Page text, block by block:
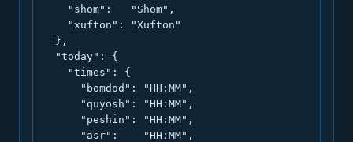
    "shom":   "Shom",
    "xufton": "Xufton"
  },
  "today": {
    "times": {
      "bomdod": "HH:MM",
      "quyosh": "HH:MM",
      "peshin": "HH:MM",
      "asr":    "HH:MM",